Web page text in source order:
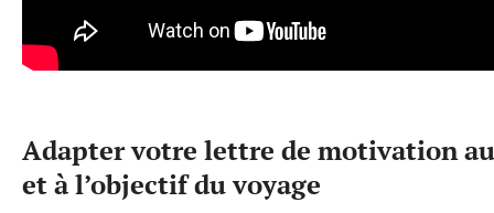
Adapter votre lettre de motivation
et à l’objectif du voyage